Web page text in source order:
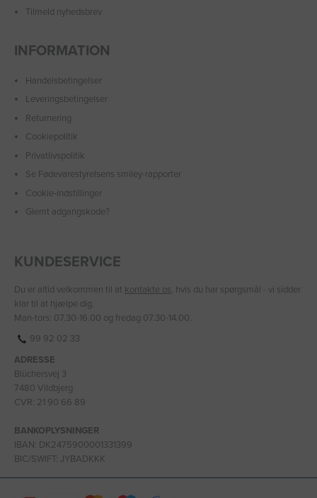
Tilmeld nyhedsbrev
INFORMATION
Handelsbetingelser
Leveringsbetingelser
Returnering
Cookiepolitik
Privatlivspolitik
Se Fødevarestyrelsens smiley-rapporter
Cookie-indstillinger
Glemt adgangskode?
KUNDESERVICE
Du er altid velkommen til at kontakte os, hvis du har spørgsmål - vi sidder
klar til at hjælpe dig.
Man-tors: 07.30-16.00 og fredag 07.30-14.00.
99 92 02 33
ADRESSE
Blüchersvej 3
7480 Vildbjerg
CVR: 21 90 66 89
BANKOPLYSNINGER
IBAN: DK2475900001331399
BIC/SWIFT: JYBADKKK